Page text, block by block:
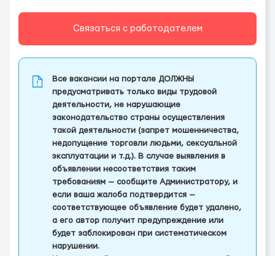
Связаться с работодателем
Все вакансии на портале ДОЛЖНЫ
предусматривать только виды трудовой
деятельности, не нарушающие
законодательство страны осуществления
такой деятельности (запрет мошенничества,
недопущение торговли людьми, сексуальной
эксплуатации и т.д.). В случае выявления в
объявлении несоответствия таким
требованиям — сообщите Администратору, и
если ваша жалоба подтвердится —
соответствующее объявление будет удалено,
а его автор получит предупреждение или
будет заблокирован при систематическом
нарушении.